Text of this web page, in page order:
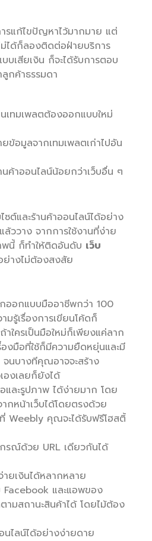
ารแก้ไขปัญหาไว้มากมาย แต่
ได้ก็ลองติดต่อฝ่ายบริการ
บเสียเงิน ก็จะได้รับการตอบ
กค้าธรรมดา
เทมเพลตต้องออกแบบใหม่
ข้อมูลจากเทมเพลตเก่าไปอัน
นค้าออนไลน์น้อยกว่าเว็บอื่น ๆ
ซต์และร้านค้าออนไลน์ได้อย่าง
ววาง จากการใช้งานที่ง่าย
พนี้ ก็ทำให้ติดอันดับ เว็บ
างไม่ต้องสงสัย
ออกแบบมืออาชีพกว่า 100
มรู้เรื่องการเขียนโค้ดก็
าใครเป็นมือใหม่ก็เพียงแค่ลาก
งมือที่ใช้ก็มีความยืดหยุ่นและมี
จนบางทีคุณอาจจะสร้าง
องเลยก็ยังได้
และรูปภาพ ได้ง่ายมาก โดย
กหน้าเว็บได้โดยตรงด้วย
ที่ Weebly คุณจะได้รับฟรีโฮสติ้
รณ์ด้วย URL เดียวกันได้
ายเงินได้หลากหลาย
Facebook และแอพของ
ามสถานะสินค้าได้ โดยไม้ต้อง
นไลน์ได้อย่างง่ายดาย